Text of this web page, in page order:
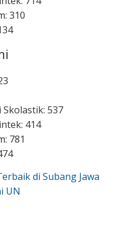
310
537
414
781
di Subang Jawa
UN